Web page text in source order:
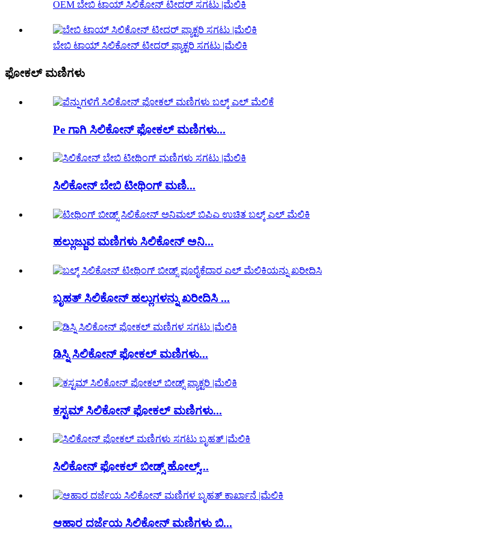
OEM ಬೇಬಿ ಟಾಯ್ ಸಿಲಿಕೋನ್ ಟೀದರ್ ಸಗಟು |ಮೆಲಿಕಿ
ಬೇಬಿ ಟಾಯ್ ಸಿಲಿಕೋನ್ ಟೀದರ್ ಫ್ಯಾಕ್ಟರಿ ಸಗಟು |ಮೆಲಿಕಿ
ಫೋಕಲ್ ಮಣಿಗಳು
Pe ಗಾಗಿ ಸಿಲಿಕೋನ್ ಫೋಕಲ್ ಮಣಿಗಳು...
ಸಿಲಿಕೋನ್ ಬೇಬಿ ಟೀಥಿಂಗ್ ಮಣಿ...
ಹಲ್ಲುಜ್ಜುವ ಮಣಿಗಳು ಸಿಲಿಕೋನ್ ಅನಿ...
ಬೃಹತ್ ಸಿಲಿಕೋನ್ ಹಲ್ಲುಗಳನ್ನು ಖರೀದಿಸಿ ...
ಡಿಸ್ನಿ ಸಿಲಿಕೋನ್ ಫೋಕಲ್ ಮಣಿಗಳು...
ಕಸ್ಟಮ್ ಸಿಲಿಕೋನ್ ಫೋಕಲ್ ಮಣಿಗಳು...
ಸಿಲಿಕೋನ್ ಫೋಕಲ್ ಬೀಡ್ಸ್ ಹೋಲ್ಸ್...
ಆಹಾರ ದರ್ಜೆಯ ಸಿಲಿಕೋನ್ ಮಣಿಗಳು ಬಿ...